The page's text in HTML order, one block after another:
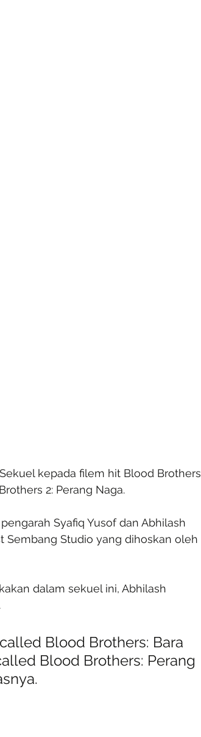
kepada filem hit Blood Brothers
2: Perang Naga.
Syafiq Yusof dan Abhilash
Sembang Studio yang dihoskan oleh
dalam sekuel ini, Abhilash
Blood Brothers: Bara
Blood Brothers: Perang